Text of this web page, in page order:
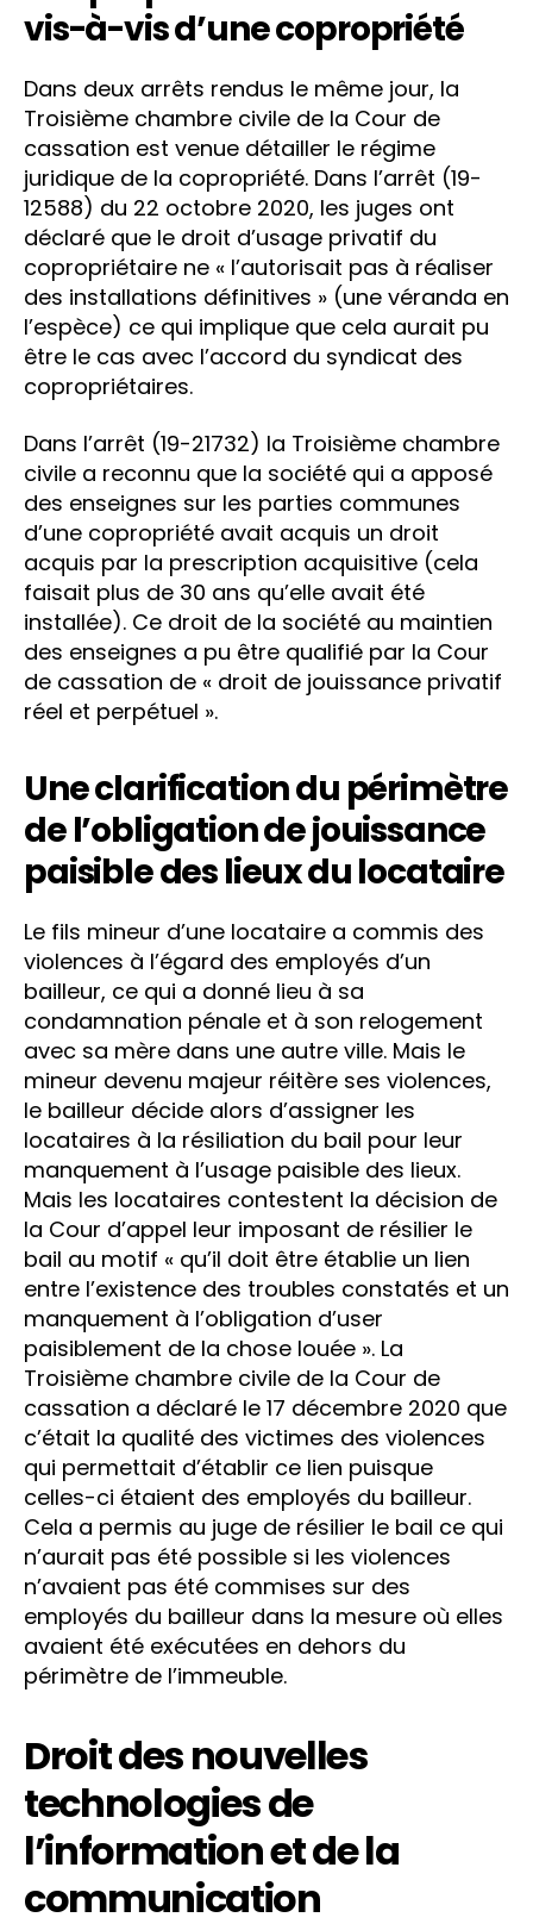
vis-à-vis d’une copropriété
Dans deux arrêts rendus le même jour, la
Troisième chambre civile de la Cour de
cassation est venue détailler le régime
juridique de la copropriété. Dans l’arrêt (19-
12588) du 22 octobre 2020, les juges ont
déclaré que le droit d’usage privatif du
copropriétaire ne « l’autorisait pas à réaliser
des installations définitives » (une véranda en
l’espèce) ce qui implique que cela aurait pu
être le cas avec l’accord du syndicat des
copropriétaires.
Dans l’arrêt (19-21732) la Troisième chambre
civile a reconnu que la société qui a apposé
des enseignes sur les parties communes
d’une copropriété avait acquis un droit
acquis par la prescription acquisitive (cela
faisait plus de 30 ans qu’elle avait été
installée). Ce droit de la société au maintien
des enseignes a pu être qualifié par la Cour
de cassation de « droit de jouissance privatif
réel et perpétuel ».
Une clarification du périmètre
de l’obligation de jouissance
paisible des lieux du locataire
Le fils mineur d’une locataire a commis des
violences à l’égard des employés d’un
bailleur, ce qui a donné lieu à sa
condamnation pénale et à son relogement
avec sa mère dans une autre ville. Mais le
mineur devenu majeur réitère ses violences,
le bailleur décide alors d’assigner les
locataires à la résiliation du bail pour leur
manquement à l’usage paisible des lieux.
Mais les locataires contestent la décision de
la Cour d’appel leur imposant de résilier le
bail au motif « qu’il doit être établie un lien
entre l’existence des troubles constatés et un
manquement à l’obligation d’user
paisiblement de la chose louée ». La
Troisième chambre civile de la Cour de
cassation a déclaré le 17 décembre 2020 que
c’était la qualité des victimes des violences
qui permettait d’établir ce lien puisque
celles-ci étaient des employés du bailleur.
Cela a permis au juge de résilier le bail ce qui
n’aurait pas été possible si les violences
n’avaient pas été commises sur des
employés du bailleur dans la mesure où elles
avaient été exécutées en dehors du
périmètre de l’immeuble.
Droit des nouvelles
technologies de
l’information et de la
communication